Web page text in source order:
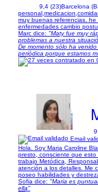
9,4 (23)Barcelona
muy buenas referencias.
enfermedades cambio
Marc dice: "Maty fue muy
problemas a nuestra
De momento sólo ha
periòdica porque estamos
Email
Hola. Soy Maria Caroline
presto, consciente que
trabajo Metódica,
atención a los detalles. Me
poseo habilidades y
Sofia dice: "Maria es
ella"